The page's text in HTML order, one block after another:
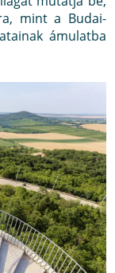
mint a Budai-
ámulatba